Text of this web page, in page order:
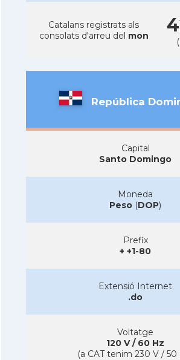
Catalans registrats als
consolats d'arreu del mon
República
Capital
Santo Domingo
Moneda
Peso (DOP)
Prefix
+ +1-80
Extensió Internet
.do
Voltatge
120 V / 60 Hz
(a CAT tenim 230 V / 50